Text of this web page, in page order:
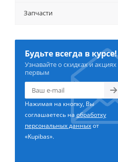
Запчасти
Будьте всегда в курсе!
Узнавайте о скидках и акциях
первым
Нажимая на кнопку, Вы
соглашаетесь наобработку
персональных данныхот
«Kupibas».